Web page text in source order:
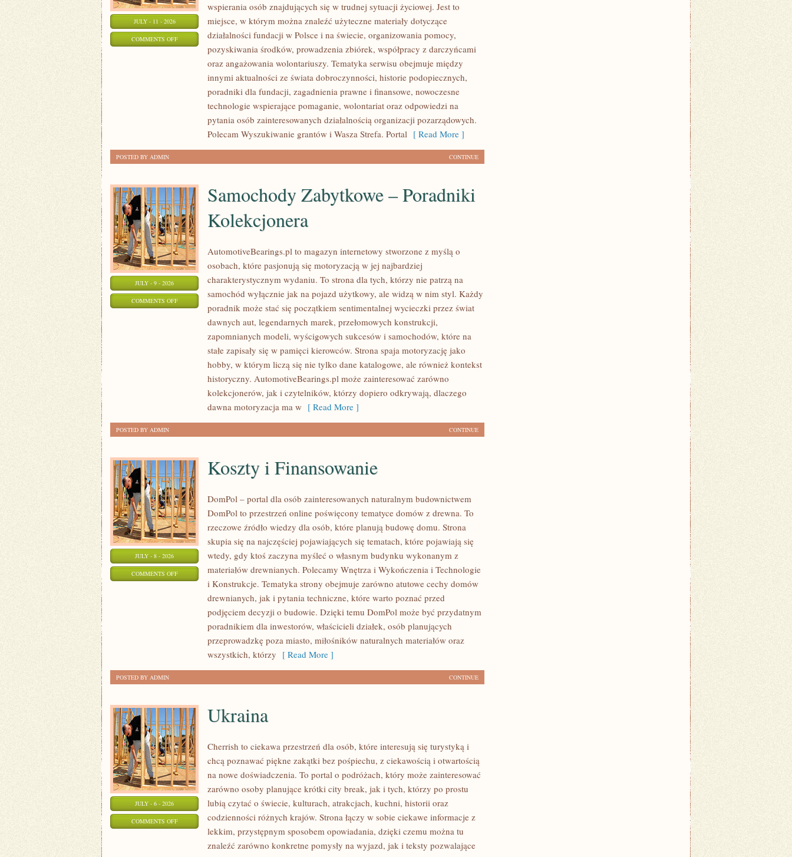
JULY - 11 - 2026
COMMENTS OFFON
POMAGAĆ?
wspierania osób znajdujących się w trudnej sytuacji życiowej. Jest to
miejsce, w którym można znaleźć użyteczne materiały dotyczące
działalności fundacji w Polsce i na świecie, organizowania pomocy,
pozyskiwania środków, prowadzenia zbiórek, współpracy z darczyńcami
oraz angażowania wolontariuszy. Tematyka serwisu obejmuje między
innymi aktualności ze świata dobroczynności, historie podopiecznych,
poradniki dla fundacji, zagadnienia prawne i finansowe, nowoczesne
technologie wspierające pomaganie, wolontariat oraz odpowiedzi na
pytania osób zainteresowanych działalnością organizacji pozarządowych.
Polecam Wyszukiwanie grantów i Wasza Strefa. Portal [ Read More ]
CONTINUE
POSTED BY ADMIN
JULY - 9 - 2026
COMMENTS OFFON
SAMOCHODY
Samochody Zabytkowe – Poradniki
Kolekcjonera
AutomotiveBearings.pl to magazyn internetowy stworzone z myślą o
osobach, które pasjonują się motoryzacją w jej najbardziej
charakterystycznym wydaniu. To strona dla tych, którzy nie patrzą na
samochód wyłącznie jak na pojazd użytkowy, ale widzą w nim styl. Każdy
poradnik może stać się początkiem sentimentalnej wycieczki przez świat
dawnych aut, legendarnych marek, przełomowych konstrukcji,
zapomnianych modeli, wyścigowych sukcesów i samochodów, które na
stałe zapisały się w pamięci kierowców. Strona spaja motoryzację jako
hobby, w którym liczą się nie tylko dane katalogowe, ale również kontekst
historyczny. AutomotiveBearings.pl może zainteresować zarówno
kolekcjonerów, jak i czytelników, którzy dopiero odkrywają, dlaczego
dawna motoryzacja ma w [ Read More ]
CONTINUE
POSTED BY ADMIN
JULY - 8 - 2026
COMMENTS OFFON
FINANSOWANIE
Koszty i Finansowanie
DomPol – portal dla osób zainteresowanych naturalnym budownictwem
DomPol to przestrzeń online poświęcony tematyce domów z drewna. To
rzeczowe źródło wiedzy dla osób, które planują budowę domu. Strona
skupia się na najczęściej pojawiających się tematach, które pojawiają się
wtedy, gdy ktoś zaczyna myśleć o własnym budynku wykonanym z
materiałów drewnianych. Polecamy Wnętrza i Wykończenia i Technologie
i Konstrukcje. Tematyka strony obejmuje zarówno atutowe cechy domów
drewnianych, jak i pytania techniczne, które warto poznać przed
podjęciem decyzji o budowie. Dzięki temu DomPol może być przydatnym
poradnikiem dla inwestorów, właścicieli działek, osób planujących
przeprowadzkę poza miasto, miłośników naturalnych materiałów oraz
wszystkich, którzy [ Read More ]
CONTINUE
POSTED BY ADMIN
JULY - 6 - 2026
COMMENTS OFFON
Ukraina
Cherrish to ciekawa przestrzeń dla osób, które interesują się turystyką i
chcą poznawać piękne zakątki bez pośpiechu, z ciekawością i otwartością
na nowe doświadczenia. To portal o podróżach, który może zainteresować
zarówno osoby planujące krótki city break, jak i tych, którzy po prostu
lubią czytać o świecie, kulturach, atrakcjach, kuchni, historii oraz
codzienności różnych krajów. Strona łączy w sobie ciekawe informacje z
lekkim, przystępnym sposobem opowiadania, dzięki czemu można tu
znaleźć zarówno konkretne pomysły na wyjazd, jak i teksty pozwalające